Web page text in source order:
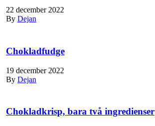
22 december 2022
By Dejan
Chokladfudge
19 december 2022
By Dejan
Chokladkrisp, bara två ingredienser